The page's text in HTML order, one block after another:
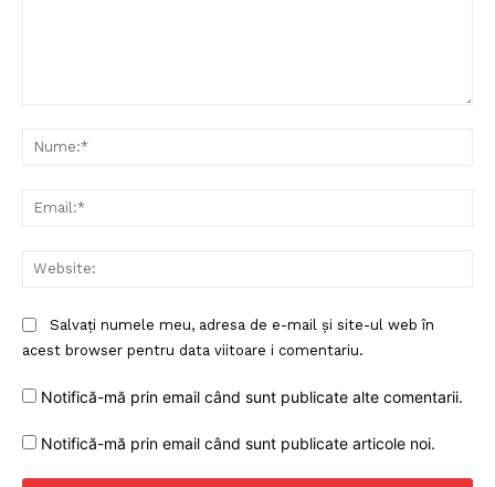
Rețea
Salvați numele meu, adresa de e-mail și site-ul web în
acest browser pentru data viitoare i comentariu.
Notifică-mă prin email când sunt publicate alte comentarii.
Notifică-mă prin email când sunt publicate articole noi.